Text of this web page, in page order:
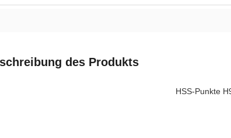
des Produkts
HSS-Punkte